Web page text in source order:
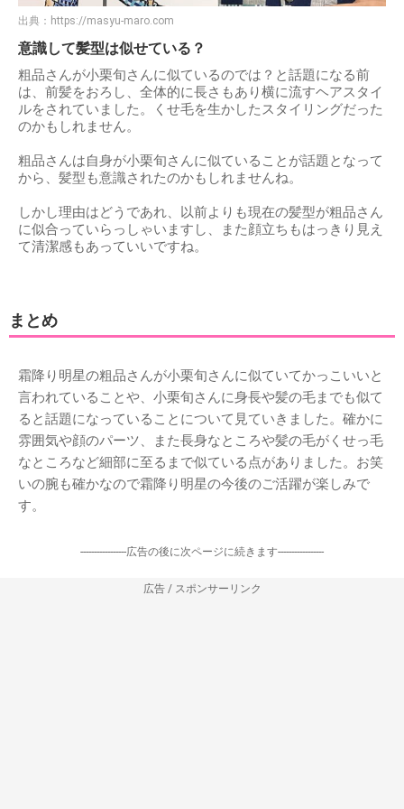
出典： https://masyu-maro.com
意識して髪型は似せている？
粗品さんが小栗旬さんに似ているのでは？と話題になる前
は、前髪をおろし、全体的に長さもあり横に流すヘアスタイ
ルをされていました。くせ毛を生かしたスタイリングだった
のかもしれません。
粗品さんは自身が小栗旬さんに似ていることが話題となって
から、髪型も意識されたのかもしれませんね。
しかし理由はどうであれ、以前よりも現在の髪型が粗品さん
に似合っていらっしゃいますし、また顔立ちもはっきり見え
て清潔感もあっていいですね。
まとめ
霜降り明星の粗品さんが小栗旬さんに似ていてかっこいいと
言われていることや、小栗旬さんに身長や髪の毛までも似て
ると話題になっていることについて見ていきました。確かに
雰囲気や顔のパーツ、また長身なところや髪の毛がくせっ毛
なところなど細部に至るまで似ている点がありました。お笑
いの腕も確かなので霜降り明星の今後のご活躍が楽しみで
す。
-----------------広告の後に次ページに続きます-----------------
広告 / スポンサーリンク